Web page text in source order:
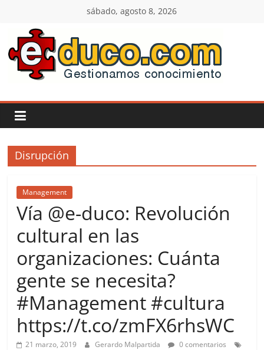
contenido
sábado, agosto 8, 2026
E-
duco:
Gestión
del
Conocimiento
more.
Do
Be
more.
Disrupción
Management
Vía @e-duco: Revolución
cultural en las
organizaciones: Cuánta
gente se necesita?
#Management #cultura
https://t.co/zmFX6rhsWC
21 marzo, 2019 Gerardo Malpartida
0 comentarios